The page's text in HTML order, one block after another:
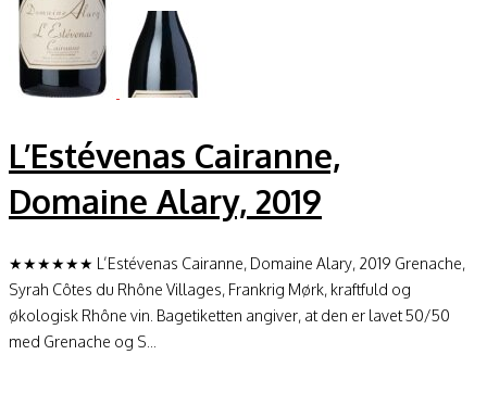
L’Estévenas Cairanne,
Domaine Alary, 2019
★★★★★★ L’Estévenas Cairanne, Domaine Alary, 2019 Grenache,
Syrah Côtes du Rhône Villages, Frankrig Mørk, kraftfuld og
økologisk Rhône vin. Bagetiketten angiver, at den er lavet 50/50
med Grenache og S...